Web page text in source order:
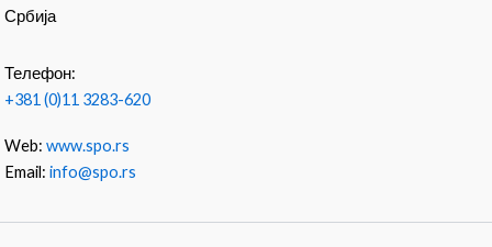
Србија
Телефон:
+381 (0)11 3283-620
Web:www.spo.rs
Email:info@spo.rs